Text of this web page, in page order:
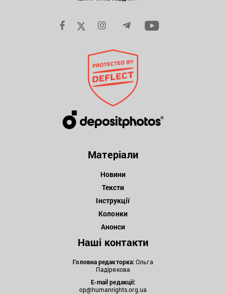
Матеріали
Новини
Тексти
Інструкції
Колонки
Анонси
Наші контакти
Головна редакторка:Ольга
Падірякова
E-mail редакції:
op@humanrights.org.ua